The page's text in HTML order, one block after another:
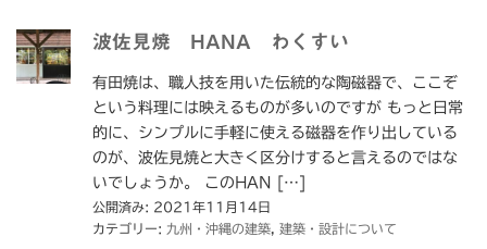
波佐見焼 HANA わくすい
有田焼は、職人技を用いた伝統的な陶磁器で、ここぞ
という料理には映えるものが多いのですが もっと日常
的に、シンプルに手軽に使える磁器を作り出している
のが、波佐見焼と大きく区分けすると言えるのではな
いでしょうか。 このHAN […]
公開済み: 2021年11月14日
カテゴリー: 九州・沖縄の建築 建築・設計について